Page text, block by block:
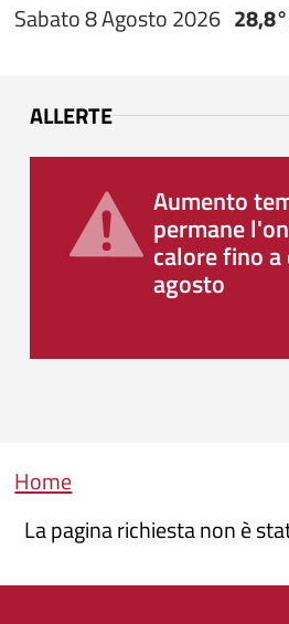
Sabato 8 Agosto 2026
ALLERTE
Aumento
permane
calore fino
agosto
Briciole di pane
Home
La pagina richiesta non è